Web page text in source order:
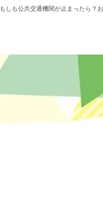
もしも公共交通機関が止まったら？